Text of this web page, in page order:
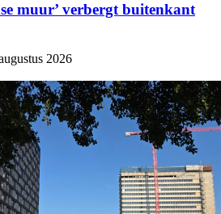
muur’ verbergt buitenkant
2026